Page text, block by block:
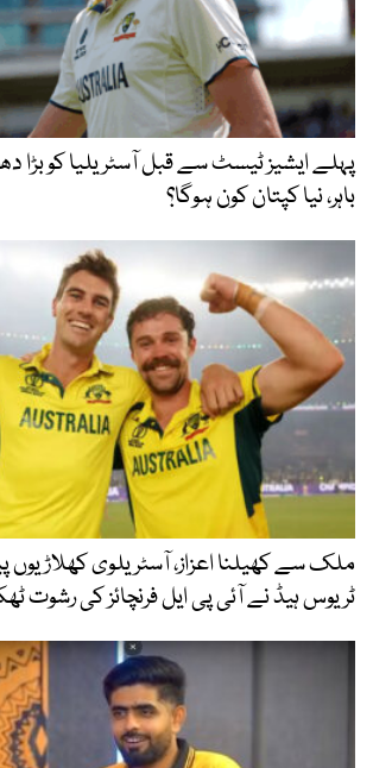
پہلے ایشیز ٹیسٹ سے قبل آسٹریلیا کو بڑا
باہر، نیا کپتان کون ہوگا؟
ملک سے کھیلنا اعزاز، آسٹریلوی کھلاڑیوں
ٹریوس ہیڈ نے آئی پی ایل فرنچائز کی رشوت